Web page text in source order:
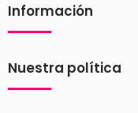
Información
Nuestra política